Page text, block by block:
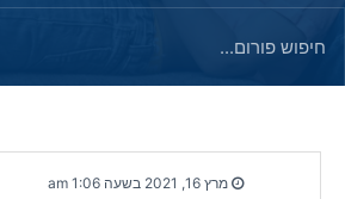
מרץ 16, 2021 בשעה 1:06 am